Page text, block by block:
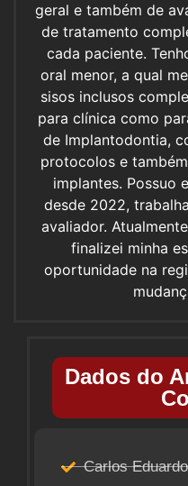
geral e também de
de tratamento
cada paciente.
oral menor, a qual
sisos inclusos
para clínica como
de Implantodontia,
protocolos e
implantes. Possuo
desde 2022,
avaliador.
finalizei minha
oportunidade na
Dados do
Carlos